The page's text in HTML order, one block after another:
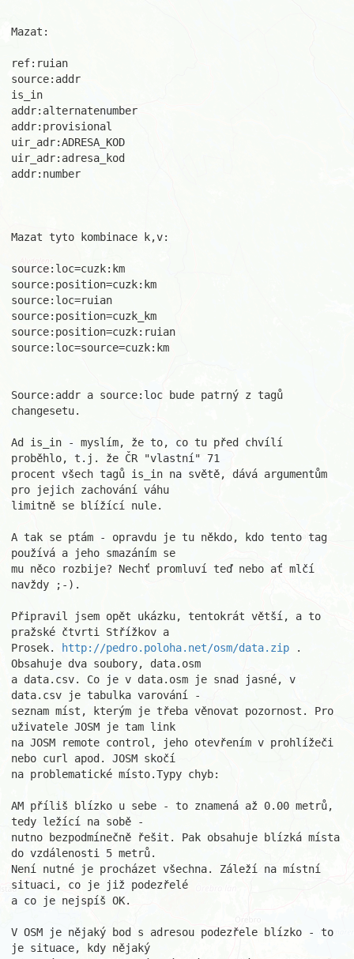
Mazat:
ref:ruian
source:addr
is_in
addr:alternatenumber
addr:provisional
uir_adr:ADRESA_KOD
uir_adr:adresa_kod
addr:number
Mazat tyto kombinace k,v:
source:loc=cuzk:km
source:position=cuzk:km
source:loc=ruian
source:position=cuzk_km
source:position=cuzk:ruian
source:loc=source=cuzk:km
Source:addr a source:loc bude patrný z tagů
changesetu.
Ad is_in - myslím, že to, co tu před chvílí
proběhlo, t.j. že ČR "vlastní" 71
procent všech tagů is_in na světě, dává argumentům
pro jejich zachování váhu
limitně se blížící nule.
A tak se ptám - opravdu je tu někdo, kdo tento tag
používá a jeho smazáním se
mu něco rozbije? Nechť promluví teď nebo ať mlčí
navždy ;-).
Připravil jsem opět ukázku, tentokrát větší, a to
pražské čtvrti Střížkov a
Prosek.
http://pedro.poloha.net/osm/data.zip .
Obsahuje dva soubory, data.osm
a data.csv. Co je v data.osm je snad jasné, v
data.csv je tabulka varování -
seznam míst, kterým je třeba věnovat pozornost. Pro
uživatele JOSM je tam link
na JOSM remote control, jeho otevřením v prohlížeči
nebo curl apod. JOSM skočí
na problematické místo.Typy chyb:
AM příliš blízko u sebe - to znamená až 0.00 metrů,
tedy ležící na sobě -
nutno bezpodmínečně řešit. Pak obsahuje blízká místa
do vzdálenosti 5 metrů.
Není nutné je procházet všechna. Záleží na místní
situaci, co je již podezřelé
a co je nejspíš OK.
V OSM je nějaký bod s adresou podezřele blízko - to
je situace, kdy nějaký